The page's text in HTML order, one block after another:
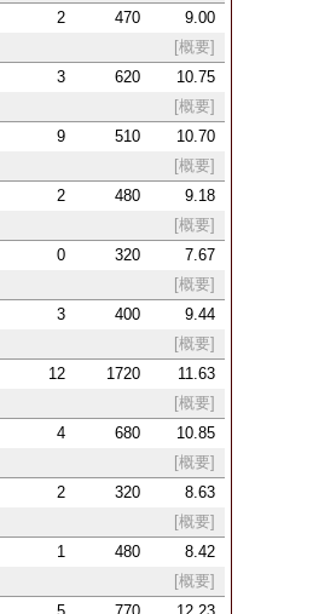
2 470
9.00
[概要]
3 620
10.75
[概要]
9 510
10.70
[概要]
2 480
9.18
[概要]
0 320
7.67
[概要]
3 400
9.44
[概要]
12 1720
11.63
[概要]
4 680
10.85
[概要]
2 320
8.63
[概要]
1 480
8.42
[概要]